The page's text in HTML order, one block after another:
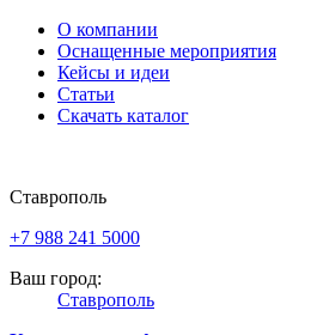
О компании
Оснащенные мероприятия
Кейсы и идеи
Статьи
Скачать каталог
Ставрополь
+7 988 241 5000
Ваш город:
Ставрополь